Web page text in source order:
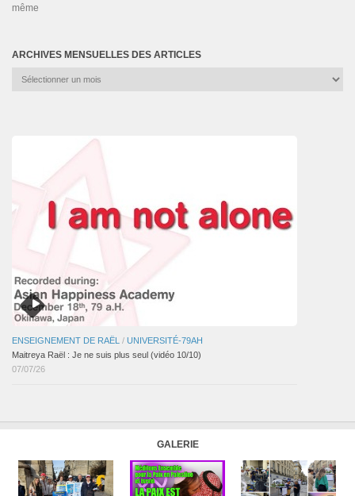
même
ARCHIVES MENSUELLES DES ARTICLES
Archives
ENSEIGNEMENT DE RAËL / UNIVERSITÉ-79AH
Maitreya Raël : Je ne suis plus seul (vidéo 10/10)
07/07/26
GALERIE